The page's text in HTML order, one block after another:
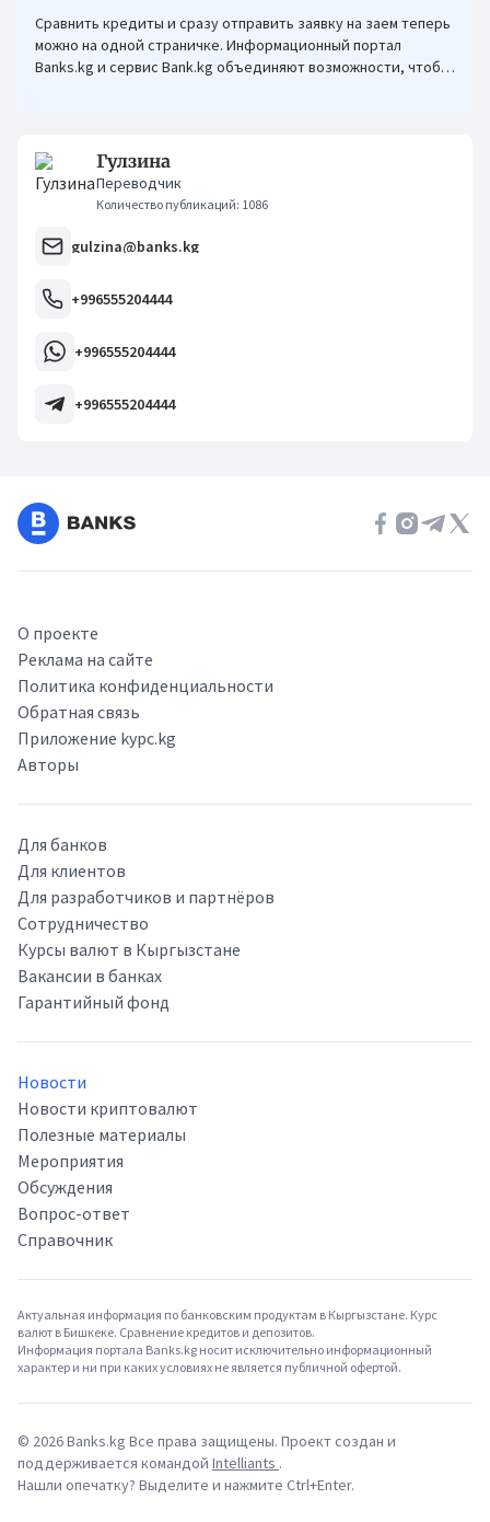
Сравнить кредиты и сразу отправить заявку на заем теперь
можно на одной страничке. Информационный портал
Banks.kg и сервис Bank.kg объединяют возможности, чтобы
Гулзина
Переводчик
Количество публикаций: 1086
gulzina@banks.kg
+996555204444
+996555204444
+996555204444
О проекте
Реклама на сайте
Политика конфиденциальности
Обратная связь
Приложение kypc.kg
Авторы
Для банков
Для клиентов
Для разработчиков и партнёров
Сотрудничество
Курсы валют в Кыргызстане
Вакансии в банках
Гарантийный фонд
Новости
Новости криптовалют
Полезные материалы
Мероприятия
Обсуждения
Вопрос-ответ
Справочник
Актуальная информация по банковским продуктам в Кыргызстане. Курс
валют в Бишкеке. Сравнение кредитов и депозитов.
Информация портала Banks.kg носит исключительно информационный
характер и ни при каких условиях не является публичной офертой.
© 2026Banks.kg Все права защищены. Проект создан и
поддерживается командой Intelliants .
Нашли опечатку? Выделите и нажмите Ctrl+Enter.